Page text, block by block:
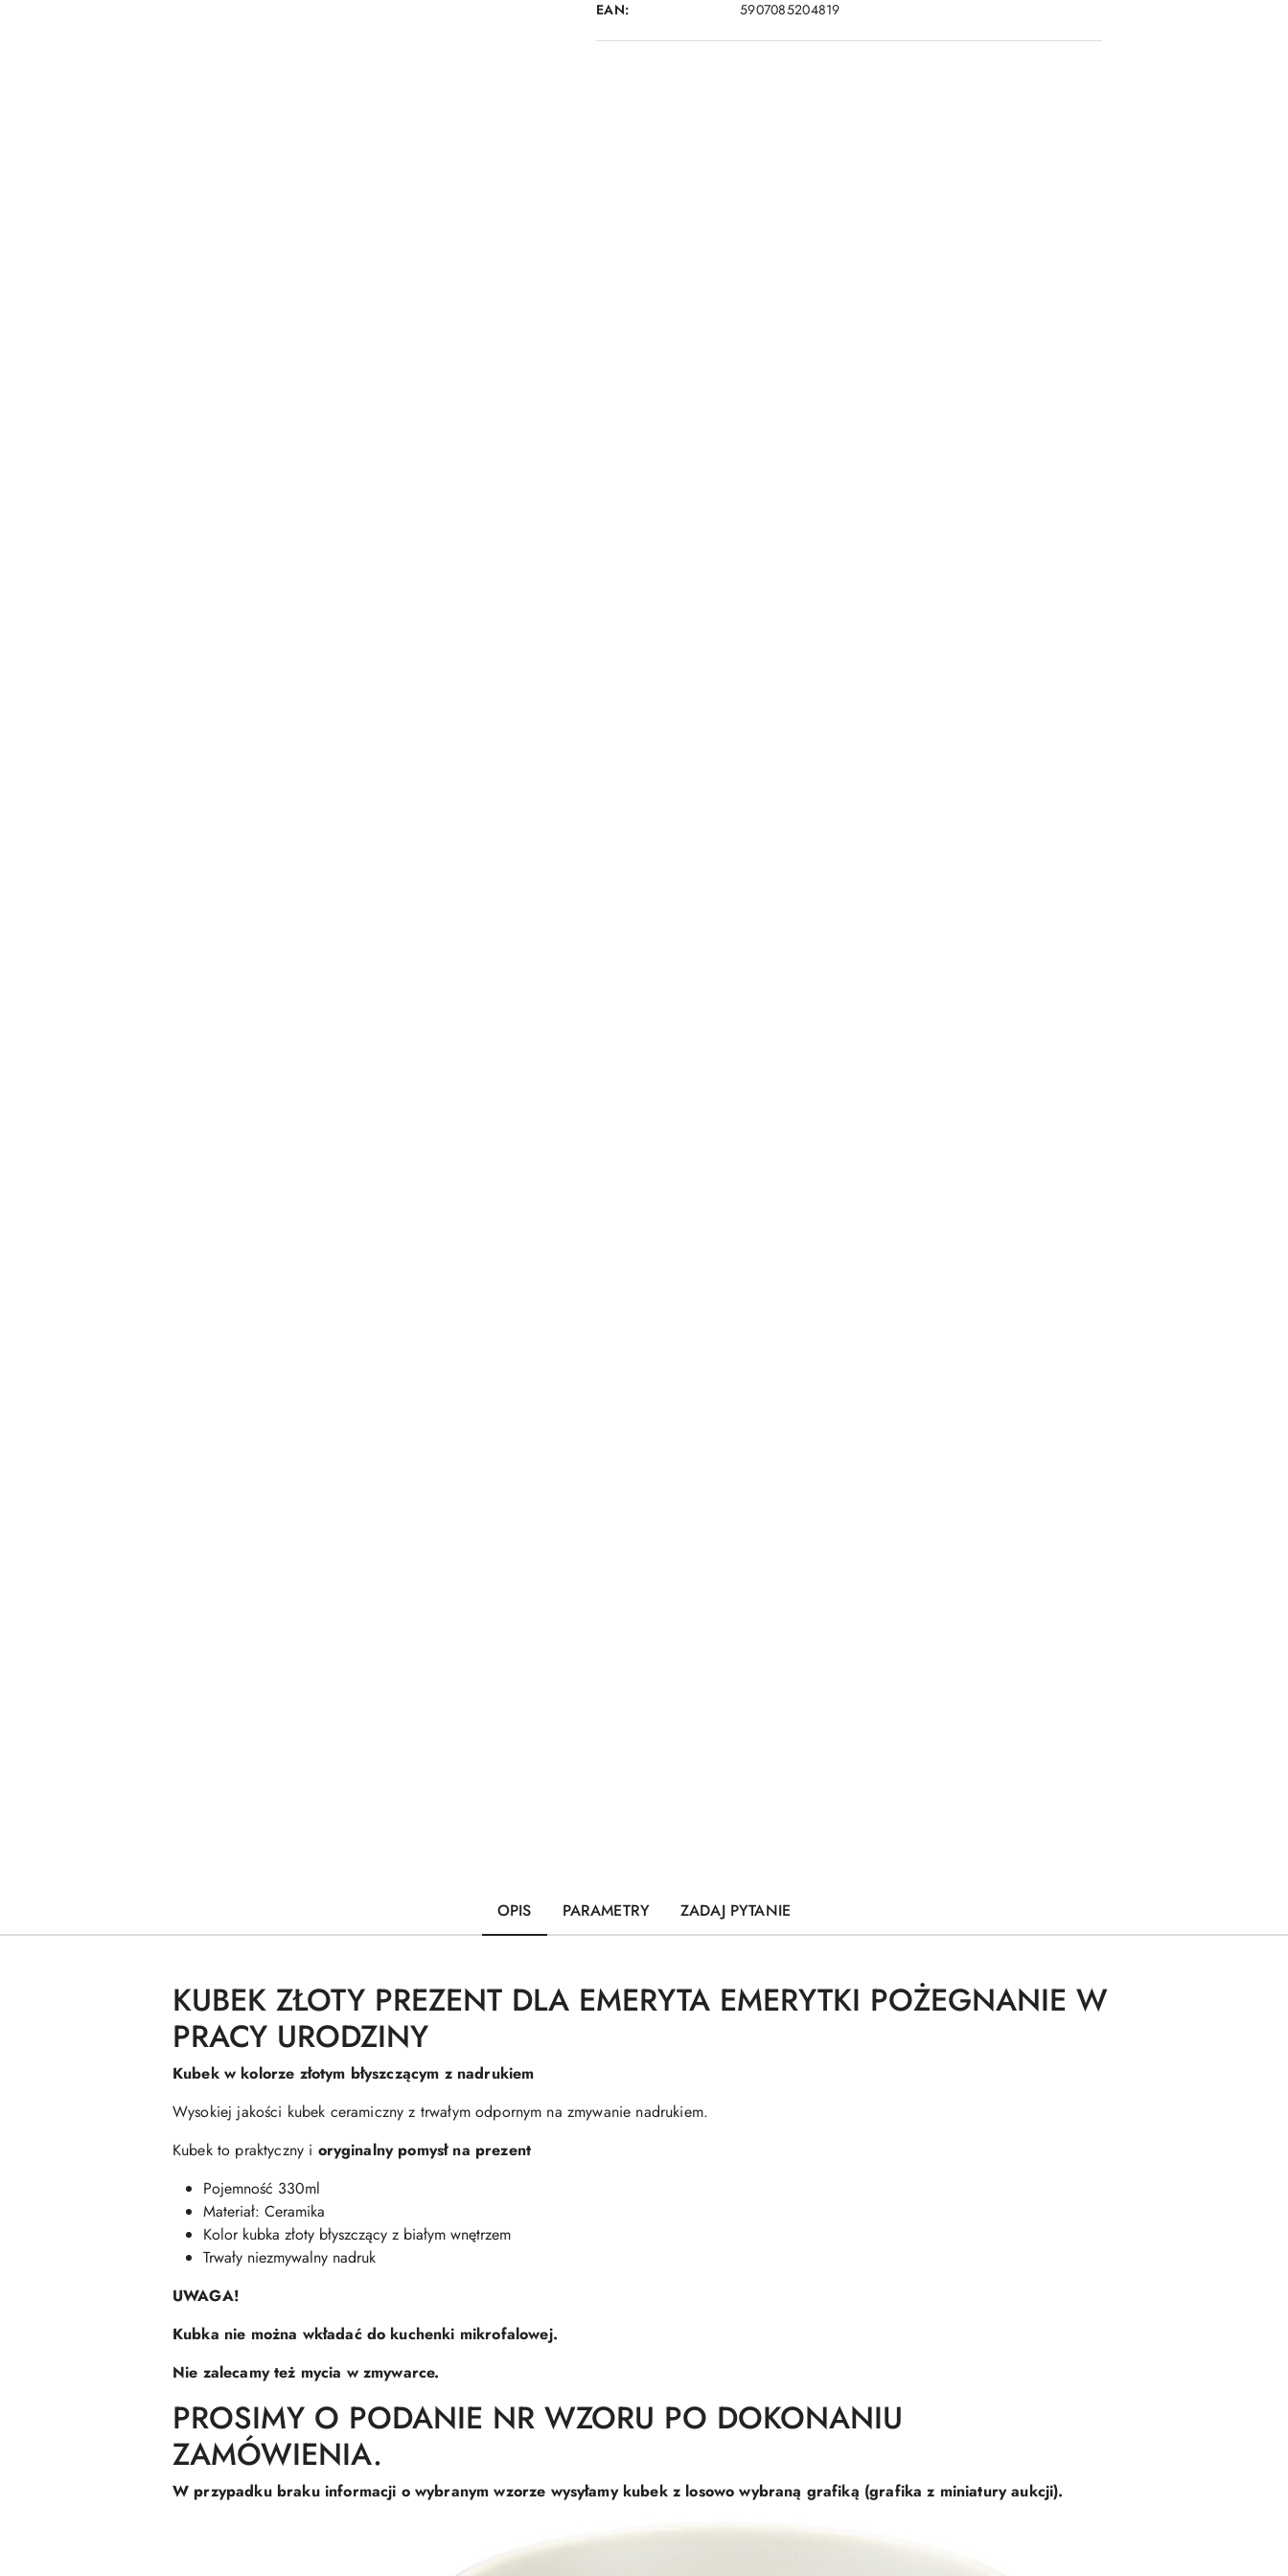
EAN: 5907085204819
OPIS PARAMETRY ZADAJ PYTANIE
KUBEK ZŁOTY PREZENT DLA EMERYTA EMERYTKI POŻEGNANIE W
PRACY URODZINY
Kubek w kolorze złotym błyszczącym z nadrukiem
Wysokiej jakości kubek ceramiczny z trwałym odpornym na zmywanie nadrukiem.
Kubek to praktyczny i oryginalny pomysł na prezent
Pojemność 330ml
Materiał: Ceramika
Kolor kubka złoty błyszczący z białym wnętrzem
Trwały niezmywalny nadruk
UWAGA!
Kubka nie można wkładać do kuchenki mikrofalowej.
Nie zalecamy też mycia w zmywarce.
PROSIMY O PODANIE NR WZORU PO DOKONANIU
ZAMÓWIENIA.
W przypadku braku informacji o wybranym wzorze wysyłamy kubek z losowo wybraną grafiką (grafika z miniatury aukcji).